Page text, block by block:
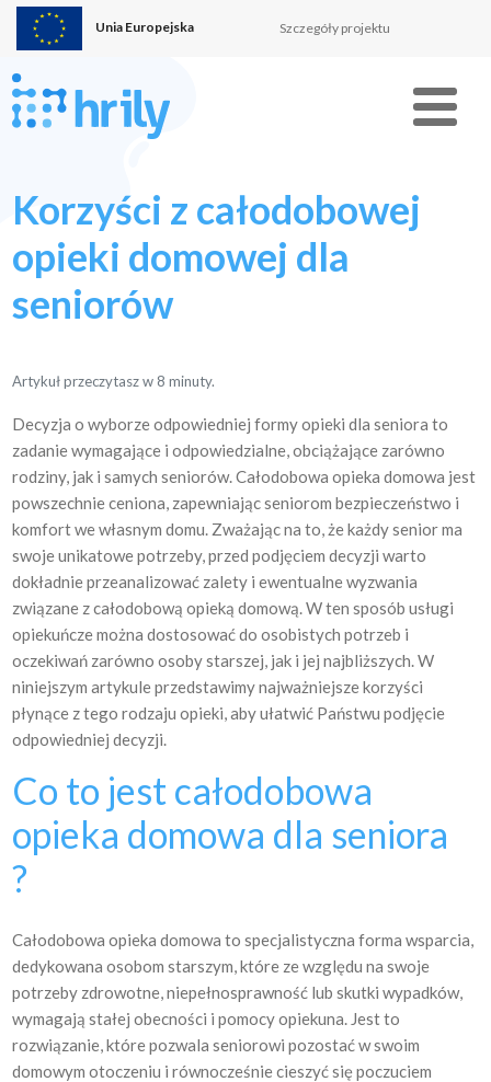
Unia Europejska Szczegóły projektu
Menu
Korzyści z całodobowej
opieki domowej dla
seniorów
Artykuł przeczytasz w 8 minuty.
Decyzja o wyborze odpowiedniej formy opieki dla seniora to
zadanie wymagające i odpowiedzialne, obciążające zarówno
rodziny, jak i samych seniorów. Całodobowa opieka domowa jest
powszechnie ceniona, zapewniając seniorom bezpieczeństwo i
komfort we własnym domu. Zważając na to, że każdy senior ma
swoje unikatowe potrzeby, przed podjęciem decyzji warto
dokładnie przeanalizować zalety i ewentualne wyzwania
związane z całodobową opieką domową. W ten sposób usługi
opiekuńcze można dostosować do osobistych potrzeb i
oczekiwań zarówno osoby starszej, jak i jej najbliższych. W
niniejszym artykule przedstawimy najważniejsze korzyści
płynące z tego rodzaju opieki, aby ułatwić Państwu podjęcie
odpowiedniej decyzji.
Co to jest całodobowa
opieka domowa dla seniora
?
Całodobowa opieka domowa to specjalistyczna forma wsparcia,
dedykowana osobom starszym, które ze względu na swoje
potrzeby zdrowotne, niepełnosprawność lub skutki wypadków,
wymagają stałej obecności i pomocy opiekuna. Jest to
rozwiązanie, które pozwala seniorowi pozostać w swoim
domowym otoczeniu i równocześnie cieszyć się poczuciem